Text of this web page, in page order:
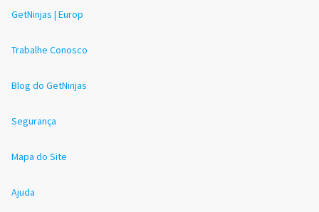
GetNinjas | Europ
Trabalhe Conosco
Blog do GetNinjas
Segurança
Mapa do Site
Ajuda